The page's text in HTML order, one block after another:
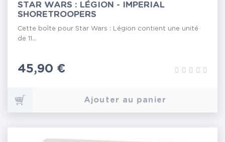
STAR WARS : LÉGION - IMPERIAL
SHORETROOPERS
Cette boîte pour Star Wars : Légion contient une unité
de 11...
Prix
45,90 €
Ajouter au panier